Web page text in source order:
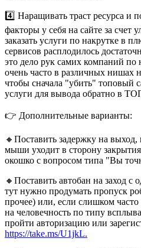
4️⃣ Наращивать траст ресурса и
факторы у себя на сайте за счет
заказать услуги по накрутке в
сервисов расплодилось
это дело рук самих компаний по
очень часто в различных нишах
чтобы сначала "убить" топовый
услуги для вывода обратно в
👉 Дополнительные варианты:
🔸Поставить задержку на
мыши уходит в сторону
окошко с вопросом типа "Вы
🔸Поставить автобан на заход с
тут нужно продумать пропуск
прочее) или, если слишком
на человечность по типу
пройти авторизацию или
https://take.ms/U1jkL.